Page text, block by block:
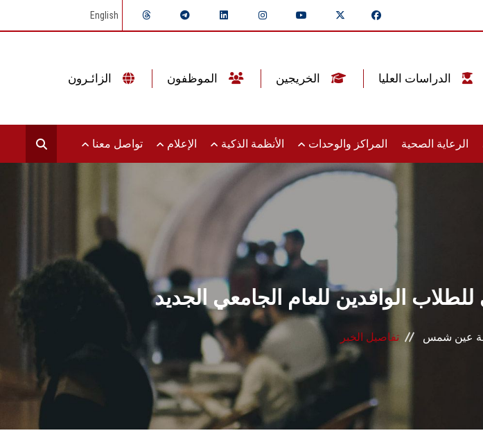
English
الرعاية الصحية المراكز والوحدات الأنظمة الذكية الإعلام تواصل معنا
الوافدين للعام الجامعي الجديد
عين شمس تفاصيل الخبر